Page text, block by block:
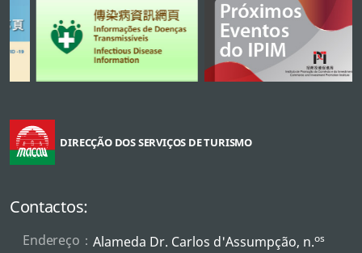
DIRECÇÃO DOS SERVIÇOS DE TURISMO
Contactos:
Endereço： Alameda Dr. Carlos d'Assumpção, n.os